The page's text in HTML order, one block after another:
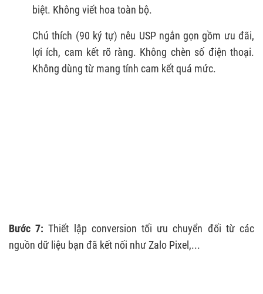
biệt. Không viết hoa toàn bộ.
Chú thích (90 ký tự) nêu USP ngắn gọn gồm ưu đãi,
lợi ích, cam kết rõ ràng. Không chèn số điện thoại.
Không dùng từ mang tính cam kết quá mức.
Bước 7:Thiết lập conversion tối ưu chuyển đối từ các
nguồn dữ liệu bạn đã kết nối như Zalo Pixel,...